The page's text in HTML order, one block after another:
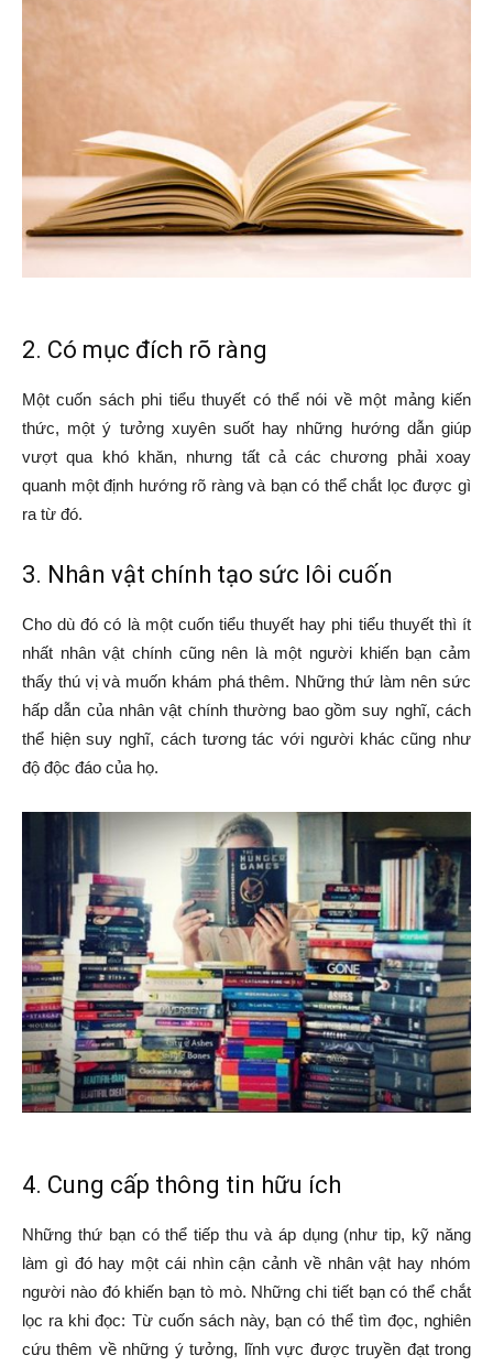
2. Có mục đích rõ ràng
Một cuốn sách phi tiểu thuyết có thể nói về một mảng kiến
thức, một ý tưởng xuyên suốt hay những hướng dẫn giúp
vượt qua khó khăn, nhưng tất cả các chương phải xoay
quanh một định hướng rõ ràng và bạn có thể chắt lọc được gì
ra từ đó.
3. Nhân vật chính tạo sức lôi cuốn
Cho dù đó có là một cuốn tiểu thuyết hay phi tiểu thuyết thì ít
nhất nhân vật chính cũng nên là một người khiến bạn cảm
thấy thú vị và muốn khám phá thêm. Những thứ làm nên sức
hấp dẫn của nhân vật chính thường bao gồm suy nghĩ, cách
thể hiện suy nghĩ, cách tương tác với người khác cũng như
độ độc đáo của họ.
4. Cung cấp thông tin hữu ích
Những thứ bạn có thể tiếp thu và áp dụng (như tip, kỹ năng
làm gì đó hay một cái nhìn cận cảnh về nhân vật hay nhóm
người nào đó khiến bạn tò mò. Những chi tiết bạn có thể chắt
lọc ra khi đọc: Từ cuốn sách này, bạn có thể tìm đọc, nghiên
cứu thêm về những ý tưởng, lĩnh vực được truyền đạt trong